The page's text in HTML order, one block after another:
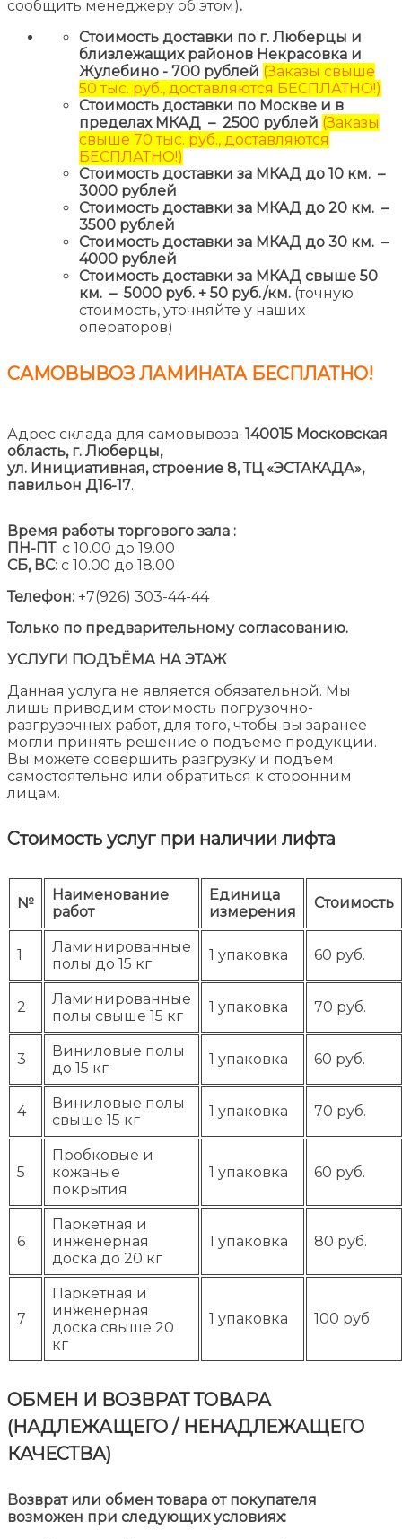
сообщить менеджеру об этом).
Стоимость доставки по г. Люберцы и
близлежащих районов Некрасовка и
Жулебино - 700 рублей (Заказы свыше
50 тыс. руб., доставляются БЕСПЛАТНО!)
Стоимость доставки по Москве и в
пределах МКАД – 2500 рублей (Заказы
свыше 70 тыс. руб., доставляются
БЕСПЛАТНО!)
Стоимость доставки за МКАД до 10 км. –
3000 рублей
Стоимость доставки за МКАД до 20 км. –
3500 рублей
Стоимость доставки за МКАД до 30 км. –
4000 рублей
Стоимость доставки за МКАД свыше 50
км. – 5000 руб. + 50 руб./км. (точную
стоимость, уточняйте у наших
операторов)
САМОВЫВОЗ ЛАМИНАТА БЕСПЛАТНО!
Адрес склада для самовывоза: 140015 Московская
область, г. Люберцы,
ул. Инициативная, строение 8, ТЦ «ЭСТАКАДА»,
павильон Д16-17.
Время работы торгового зала :
ПН-ПТ: с 10.00 до 19.00
СБ, ВС: с 10.00 до 18.00
Телефон: +7(926) 303-44-44
Только по предварительному согласованию.
УСЛУГИ ПОДЪЁМА НА ЭТАЖ
Данная услуга не является обязательной. Мы
лишь приводим стоимость погрузочно-
разгрузочных работ, для того, чтобы вы заранее
могли принять решение о подъеме продукции.
Вы можете совершить разгрузку и подъем
самостоятельно или обратиться к сторонним
лицам.
Стоимость услуг при наличии лифта
№
Наименование
работ
Единица
измерения
Стоимость
1
Ламинированные
полы до 15 кг
1 упаковка 60 руб.
2
Ламинированные
полы свыше 15 кг
1 упаковка 70 руб.
3
Виниловые полы
до 15 кг
1 упаковка 60 руб.
4
Виниловые полы
свыше 15 кг
1 упаковка 70 руб.
5
Пробковые и
кожаные
покрытия
1 упаковка 60 руб.
6
Паркетная и
инженерная
доска до 20 кг
1 упаковка 80 руб.
7
Паркетная и
инженерная
доска свыше 20
кг
1 упаковка 100 руб.
ОБМЕН И ВОЗВРАТ ТОВАРА
(НАДЛЕЖАЩЕГО / НЕНАДЛЕЖАЩЕГО
КАЧЕСТВА)
Возврат или обмен товара от покупателя
возможен при следующих условиях: